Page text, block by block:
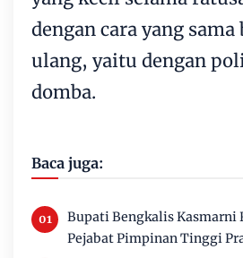
dengan cara yang
ulang, yaitu dengan
domba.
Baca juga:
Bupati Bengkalis Kasmarni
Pejabat Pimpinan Tinggi